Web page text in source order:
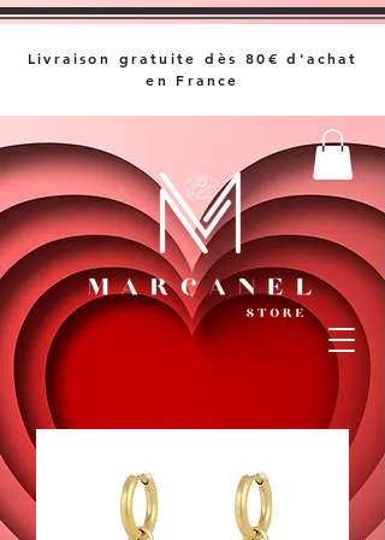
Livraison gratuite dès 80€ d'achat
en France